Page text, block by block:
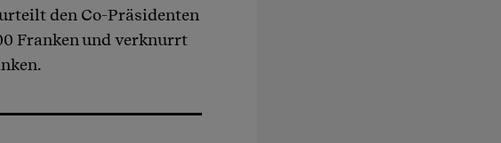
den Co-Präsidenten
Franken und verknurrt